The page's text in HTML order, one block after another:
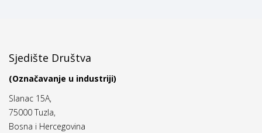
Sjedište Društva
(Označavanje u industriji)
Slanac 15A,
75000 Tuzla,
Bosna i Hercegovina